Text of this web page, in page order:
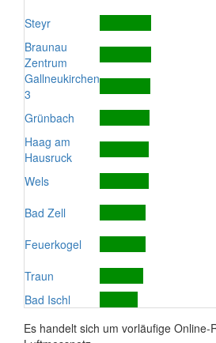
Steyr
Braunau
Zentrum
Gallneukirchen
3
Grünbach
Haag am
Hausruck
Wels
Bad Zell
Feuerkogel
Traun
Bad Ischl
Es handelt sich um vorläufige Online-